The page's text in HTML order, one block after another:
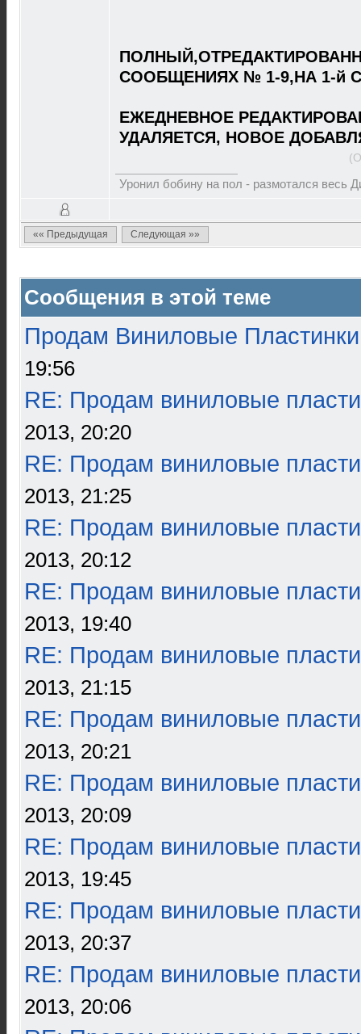
СООБЩЕНИЯХ № 1-9,НА 1-й
ЕЖЕДНЕВНОЕ
УДАЛЯЕТСЯ, НОВОЕ
Уронил бобину на пол - размотался весь
«« Предыдущая Следующая »»
Сообщения в этой теме
Продам Виниловые Пластинки
19:56
RE: Продам виниловые
2013, 20:20
RE: Продам виниловые
2013, 21:25
RE: Продам виниловые
2013, 20:12
RE: Продам виниловые
2013, 19:40
RE: Продам виниловые
2013, 21:15
RE: Продам виниловые
2013, 20:21
RE: Продам виниловые
2013, 20:09
RE: Продам виниловые
2013, 19:45
RE: Продам виниловые
2013, 20:37
RE: Продам виниловые
2013, 20:06